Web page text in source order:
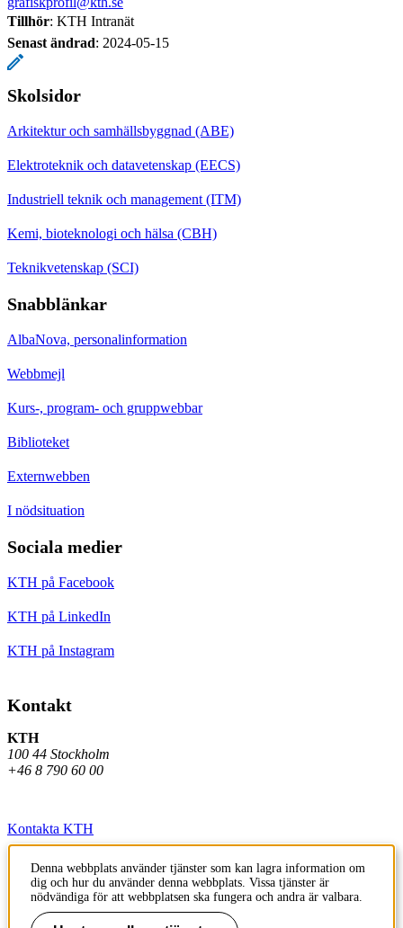
Tillhör: KTH Intranät
Senast ändrad: 2024-05-15
Skolsidor
Arkitektur och samhällsbyggnad (ABE)
Elektroteknik och datavetenskap (EECS)
Industriell teknik och management (ITM)
Kemi, bioteknologi och hälsa (CBH)
Teknikvetenskap (SCI)
Snabblänkar
AlbaNova, personalinformation
Webbmejl
Kurs-, program- och gruppwebbar
Biblioteket
Externwebben
I nödsituation
Sociala medier
KTH på Facebook
KTH på LinkedIn
KTH på Instagram
Kontakt
KTH
100 44 Stockholm
+46 8 790 60 00
Kontakta KTH
Jobba på KTH
Press och media
Denna webbplats använder tjänster som kan lagra information om
dig och hur du använder denna webbplats. Vissa tjänster är
nödvändiga för att webbplatsen ska fungera och andra är valbara.